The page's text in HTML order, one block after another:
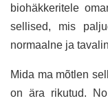
biohäkkeritele
sellised, mis
normaalne ja
Mida ma mõtlen
on ära rikutud.